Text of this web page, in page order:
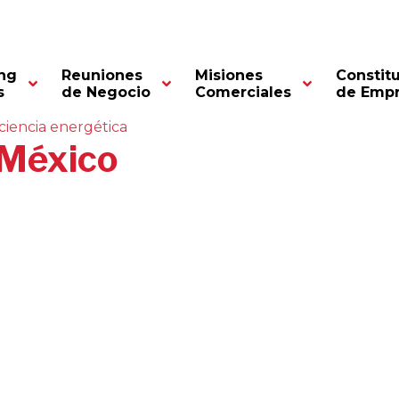
Reuniones
de Negocio
Misiones
Comerciales
de
energética